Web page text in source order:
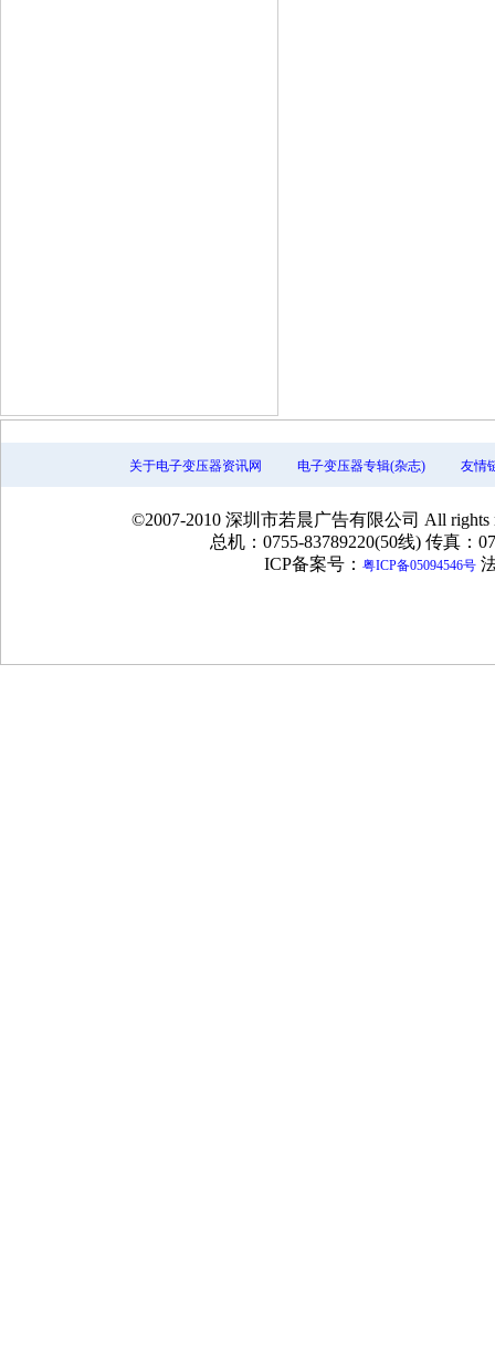
关于电子变压器资讯网 电子变压器专辑(杂志) 友情
©2007-2010 深圳市若晨广告有限公司 All
总机：0755-83789220(50线) 传真：
ICP备案号： 粤ICP备05094546号